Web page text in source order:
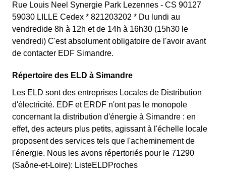
Rue Louis Neel Synergie Park Lezennes - CS 90127
59030 LILLE Cedex * 821203202 * Du lundi au
vendredide 8h à 12h et de 14h à 16h30 (15h30 le
vendredi) C'est absolument obligatoire de l'avoir avant
de contacter EDF Simandre.
Répertoire des ELD à Simandre
Les ELD sont des entreprises Locales de Distribution
d'électricité. EDF et ERDF n'ont pas le monopole
concernant la distribution d'énergie à Simandre : en
effet, des acteurs plus petits, agissant à l'échelle locale
proposent des services tels que l'acheminement de
l'énergie. Nous les avons répertoriés pour le 71290
(Saône-et-Loire): ListeELDProches